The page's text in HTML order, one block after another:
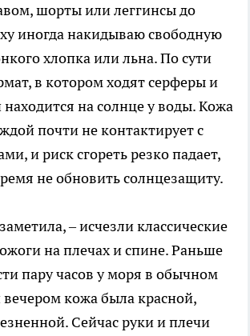
шорты или леггинсы до
иногда накидываю свободную
хлопка или льна. По сути
в котором ходят серферы и
находится на солнце у воды. Кожа
почти не контактирует с
и риск сгореть резко падает,
не обновить солнцезащиту.
– исчезли классические
на плечах и спине. Раньше
пару часов у моря в обычном
вечером кожа была красной,
Сейчас руки и плечи